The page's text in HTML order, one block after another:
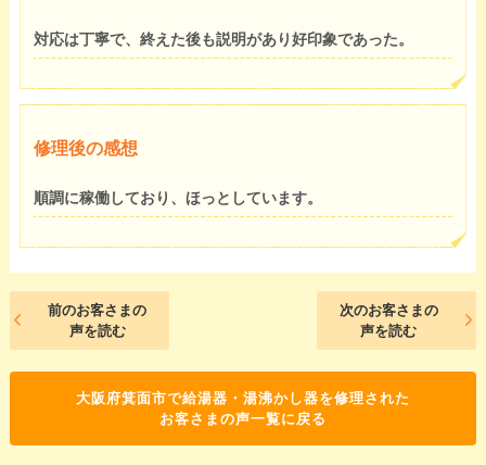
対応は丁寧で、終えた後も説明があり好印象であった。
修理後の感想
順調に稼働しており、ほっとしています。
前のお客さまの
声を読む
次のお客さまの
声を読む
大阪府箕面市で給湯器・湯沸かし器を修理された
お客さまの声一覧に戻る